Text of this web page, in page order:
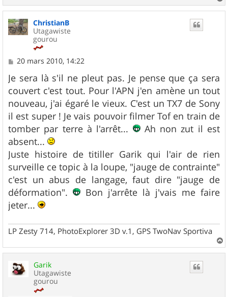
a
u
ChristianB
Utagawiste
gourou
M
s
s
a
g
e
20 mars 2010, 14:22
Je sera là s'il ne pleut pas. Je pense que ça sera
couvert c'est tout. Pour l'APN j'en amène un tout
nouveau, j'ai égaré le vieux. C'est un TX7 de Sony
il est super ! Je vais pouvoir filmer Tof en train de
tomber par terre à l'arrêt...
Ah non zut il est
absent...
Juste histoire de titiller Garik qui l'air de rien
surveille ce topic à la loupe, "jauge de contrainte"
c'est un abus de langage, faut dire "jauge de
déformation".
Bon j'arrête là j'vais me faire
jeter...
LP Zesty 714, PhotoExplorer 3D v.1, GPS TwoNav Sportiva
a
Garik
Utagawiste
gourou